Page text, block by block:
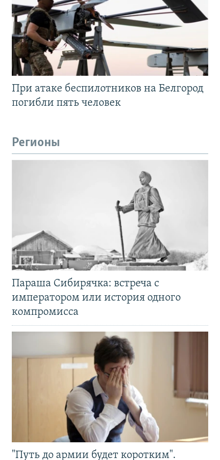
При атаке беспилотников на Белгород
погибли пять человек
Регионы
Параша Сибирячка: встреча с
императором или история одного
компромисса
"Путь до армии будет коротким".